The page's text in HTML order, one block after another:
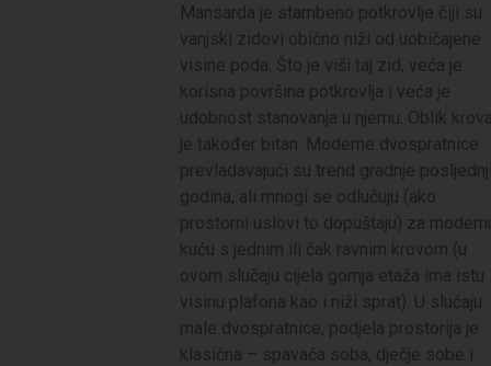
Mansarda je stambeno potkrovlje čiji su
vanjski zidovi obično niži od uobičajene
visine poda. Što je viši taj zid, veća je
korisna površina potkrovlja i veća je
udobnost stanovanja u njemu. Oblik
je također bitan. Moderne dvospratnice
prevladavajući su trend gradnje
godina, ali mnogi se odlučuju (ako
prostorni uslovi to dopuštaju) za
kuću s jednim ili čak ravnim krovom (u
ovom slučaju cijela gornja etaža ima istu
visinu plafona kao i niži sprat). U slučaju
male dvospratnice, podjela prostorija je
klasična – spavaća soba, dječje sobe i